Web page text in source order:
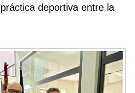
deportiva entre la